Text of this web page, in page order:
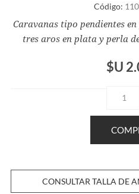
Código:
Caravanas tipo pendientes
tres aros en plata y perla
$U
CONSULTAR TALLA DE